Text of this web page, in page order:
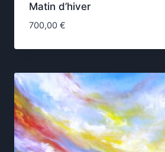
Matin d’hiver
700,00 €